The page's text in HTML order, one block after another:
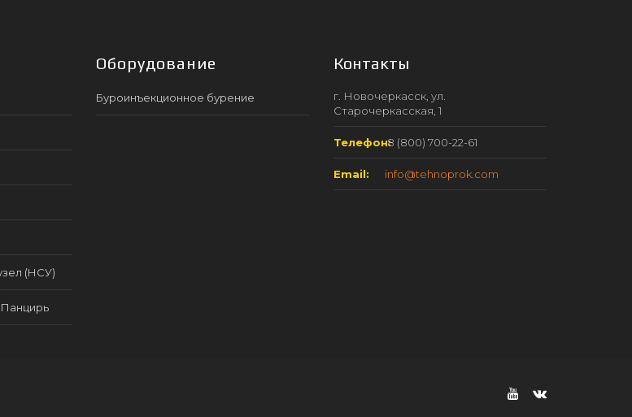
(НСУ)
Оборудование
Буроинъекционное бурение
Контакты
г. Новочеркасск, ул.
Старочеркасская, 1
Телефон:8 (800) 700-22-61
Email: info@tehnoprok.com